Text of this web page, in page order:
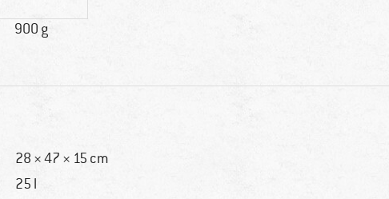
900 g
28 × 47 × 15 cm
25 l